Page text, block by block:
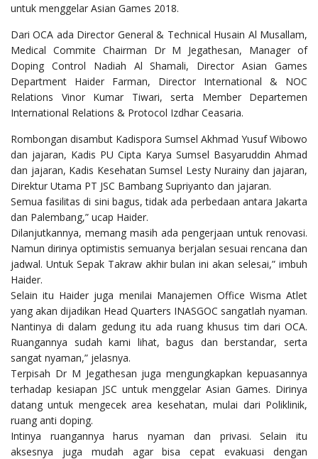
untuk menggelar Asian Games 2018.
Dari OCA ada Director General & Technical Husain Al Musallam,
Medical Commite Chairman Dr M Jegathesan, Manager of
Doping Control Nadiah Al Shamali, Director Asian Games
Department Haider Farman, Director International & NOC
Relations Vinor Kumar Tiwari, serta Member Departemen
International Relations & Protocol Izdhar Ceasaria.
Rombongan disambut Kadispora Sumsel Akhmad Yusuf Wibowo
dan jajaran, Kadis PU Cipta Karya Sumsel Basyaruddin Ahmad
dan jajaran, Kadis Kesehatan Sumsel Lesty Nurainy dan jajaran,
Direktur Utama PT JSC Bambang Supriyanto dan jajaran.
Semua fasilitas di sini bagus, tidak ada perbedaan antara Jakarta
dan Palembang,” ucap Haider.
Dilanjutkannya, memang masih ada pengerjaan untuk renovasi.
Namun dirinya optimistis semuanya berjalan sesuai rencana dan
jadwal. Untuk Sepak Takraw akhir bulan ini akan selesai,” imbuh
Haider.
Selain itu Haider juga menilai Manajemen Office Wisma Atlet
yang akan dijadikan Head Quarters INASGOC sangatlah nyaman.
Nantinya di dalam gedung itu ada ruang khusus tim dari OCA.
Ruangannya sudah kami lihat, bagus dan berstandar, serta
sangat nyaman,” jelasnya.
Terpisah Dr M Jegathesan juga mengungkapkan kepuasannya
terhadap kesiapan JSC untuk menggelar Asian Games. Dirinya
datang untuk mengecek area kesehatan, mulai dari Poliklinik,
ruang anti doping.
Intinya ruangannya harus nyaman dan privasi. Selain itu
aksesnya juga mudah agar bisa cepat evakuasi dengan